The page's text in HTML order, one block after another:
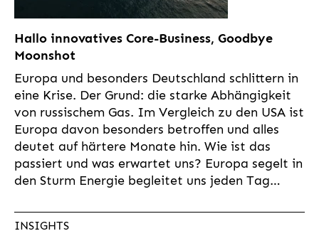
Hallo innovatives Core-Business, Goodbye
Moonshot
Europa und besonders Deutschland schlittern in
eine Krise. Der Grund: die starke Abhängigkeit
von russischem Gas. Im Vergleich zu den USA ist
Europa davon besonders betroffen und alles
deutet auf härtere Monate hin. Wie ist das
passiert und was erwartet uns? Europa segelt in
den Sturm Energie begleitet uns jeden Tag…
INSIGHTS